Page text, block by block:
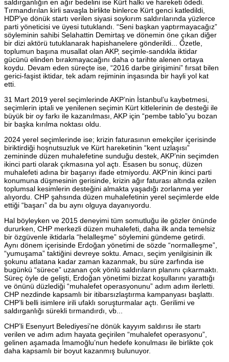
saldırganlığın en ağır bedelini ise Kürt halkı ve hareketi ödedi.
Tırmandırılan kirli savaşla birlikte binlerce Kürt genci katledildi,
HDP’ye dönük startı verilen siyasi soykırım saldırılarında yüzlerce
parti yöneticisi ve üyesi tutuklandı. “Seni başkan yaptırmayacağız”
söyleminin sahibi Selahattin Demirtaş ve dönemin öne çıkan diğer
bir dizi aktörü tutuklanarak hapishanelere gönderildi... Özetle,
toplumun başına musallat olan AKP, seçimle-sandıkla iktidar
gücünü elinden bırakmayacağını daha o tarihte alenen ortaya
koydu. Devam eden süreçte ise, “2016 darbe girişimini” fırsat bilen
gerici-faşist iktidar, tek adam rejiminin inşasında bir hayli yol kat
etti.
31 Mart 2019 yerel seçimlerinde AKP’nin İstanbul’u kaybetmesi,
seçimlerin iptali ve yenilenen seçimin Kürt kitlelerinin de desteği ile
büyük bir oy farkı ile kazanılması, AKP için “pembe tablo”yu bozan
bir başka kırılma noktası oldu.
2024 yerel seçimlerinde ise; krizin faturasının emekçiler içerisinde
biriktirdiği hoşnutsuzluk ve Kürt hareketinin “kent uzlaşısı”
zemininde düzen muhalefetine sunduğu destek, AKP’nin seçimden
ikinci parti olarak çıkmasına yol açtı. Esasen bu sonuç, düzen
muhalefeti adına bir başarıyı ifade etmiyordu. AKP’nin ikinci parti
konumuna düşmesinin gerisinde, krizin ağır faturası altında ezilen
toplumsal kesimlerin desteğini almakta yaşadığı zorlanma yer
alıyordu. CHP şahsında düzen muhalefetinin yerel seçimlerde elde
ettiği “başarı” da bu aynı olguya dayanıyordu.
Hal böyleyken ve 2015 deneyimi tüm somutluğu ile gözler önünde
dururken, CHP merkezli düzen muhalefeti, daha ilk anda temelsiz
bir özgüvenle iktidarla “helalleşme” söylemini gündeme getirdi.
Aynı dönem içerisinde Erdoğan yönetimi de sözde “normalleşme”,
“yumuşama” taktiğini devreye soktu. Amacı, seçim yenilgisinin ilk
şokunu atlatana kadar zaman kazanmak, bu süre zarfında ise
bugünkü “sürece” uzanan çok yönlü saldırıların planını çıkarmaktı.
Süreç öyle de gelişti, Erdoğan yönetimi bizzat koşullarını yarattığı
ve önünü düzlediği “muhalefet operasyonunu” adım adım ilerletti.
CHP nezdinde kapsamlı bir itibarsızlaştırma kampanyası başlattı.
CHP’li belli isimlere irili ufaklı soruşturmalar açtı. Gerilimi ve
saldırganlığı sürekli tırmandırdı, vb...
CHP’li Esenyurt Belediyesi’ne dönük kayyım saldırısı ile startı
verilen ve adım adım hayata geçirilen “muhalefet operasyonu”,
gelinen aşamada İmamoğlu’nun hedefe konulması ile birlikte çok
daha kapsamlı bir boyut kazanmış bulunuyor.